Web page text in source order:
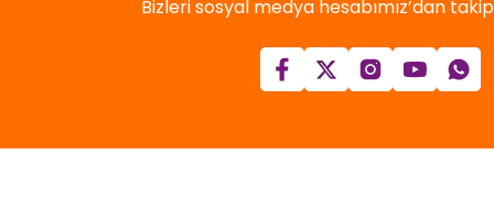
Bizleri sosyal medya hesabımız’dan